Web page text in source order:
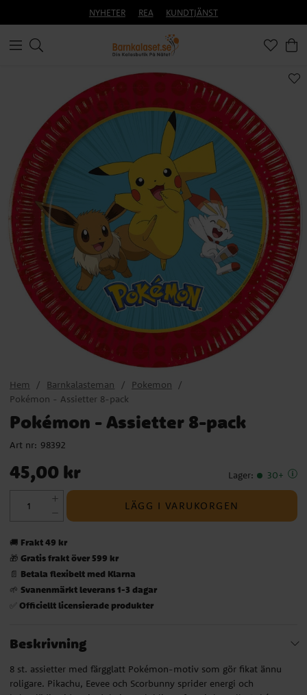
NYHETER REA KUNDTJÄNST
Hem Barnkalasteman
Pokemon
Pokémon - Assietter 8-pack
Pokémon - Assietter 8-pack
Art nr: 98392
Pris: 45,00 kr
45,00 kr Lager: 30+
LÄGG I VARUKORGEN
🚚 Frakt 49 kr
🎁 Gratis frakt över 599 kr
📄 Betala flexibelt med Klarna
🌱 Svanenmärkt leverans 1-3 dagar
✅ Officiellt licensierade produkter
Beskrivning
8 st. assietter med färgglatt Pokémon-motiv som gör fikat ännu
roligare. Pikachu, Eevee och Scorbunny sprider energi och